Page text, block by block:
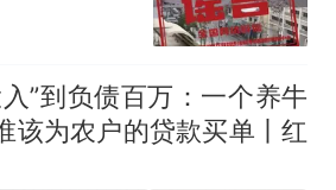
”到负债百万：一个养牛
该为农户的贷款买单丨红